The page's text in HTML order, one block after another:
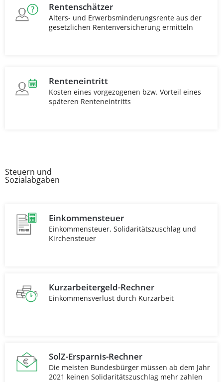
Rentenschätzer
Alters- und Erwerbsminderungsrente aus der
gesetzlichen Rentenversicherung ermitteln
Renteneintritt
Kosten eines vorgezogenen bzw. Vorteil eines
späteren Renteneintritts
Steuern und
Sozialabgaben
Einkommensteuer
Einkommensteuer, Solidaritätszuschlag und
Kirchensteuer
Kurzarbeitergeld-Rechner
Einkommensverlust durch Kurzarbeit
SolZ-Ersparnis-Rechner
Die meisten Bundesbürger müssen ab dem Jahr
2021 keinen Solidaritätszuschlag mehr zahlen